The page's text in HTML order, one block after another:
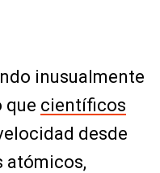
inusualmente
que científicos
desde
atómicos,